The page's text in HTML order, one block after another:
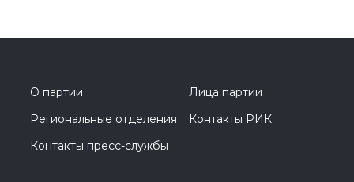
О партии
Лица партии
Региональные отделения
Контакты РИК
Контакты пресс-службы